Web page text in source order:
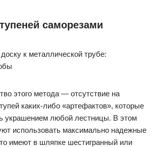
саморезами
этого метода — отсутствие на
каких-либо «артефактов», которые
украшением любой лестницы. В этом
использовать максимально надежные
имеют в шляпке шестигранный или